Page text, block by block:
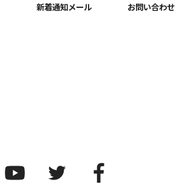
新着通知メール お問い合わせ